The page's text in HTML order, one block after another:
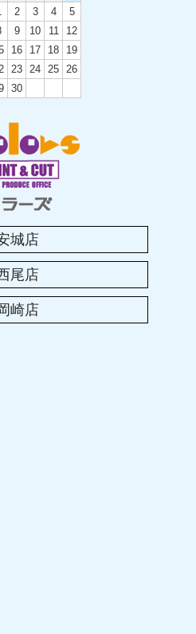
休み
知らせ
らせ
クのお休み
休み
アルオープン!!
クの臨時休業について
2 3 4
5
9 10 11
12
16 17 18
19
23 24 25
26
30
城店
尾店
崎店